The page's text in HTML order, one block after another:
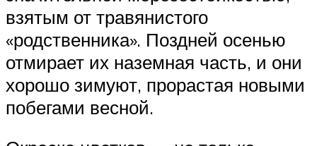
взятым от травянистого
«родственника». Поздней осенью
отмирает их наземная часть, и они
хорошо зимуют, прорастая новыми
побегами весной.